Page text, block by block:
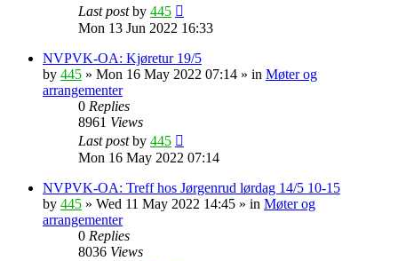
Last postby 445
Mon 13 Jun 2022 16:33
NVPVK-OA: Kjøretur 19/5
by 445 » Mon 16 May 2022 07:14 » in Møter og
arrangementer
0 Replies
8961 Views
Last postby 445
Mon 16 May 2022 07:14
NVPVK-OA: Treff hos Jørgenrud lørdag 14/5 10-15
by 445 » Wed 11 May 2022 14:45 » in Møter og
arrangementer
0 Replies
8036 Views